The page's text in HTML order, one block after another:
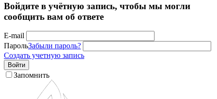
Войдите в учётную запись, чтобы мы могли
сообщить вам об ответе
E-mail
ПарольЗабыли пароль?
Создать учетную запись
Войти
Запомнить